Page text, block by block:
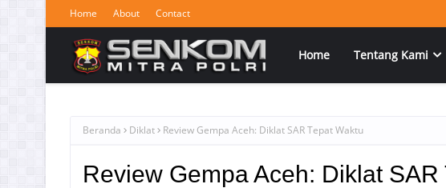
Home About Contact
Home Tentang Kami
Beranda Diklat Review Gempa Aceh: Diklat SAR Tepat Waktu
Review Gempa Aceh: Diklat SAR